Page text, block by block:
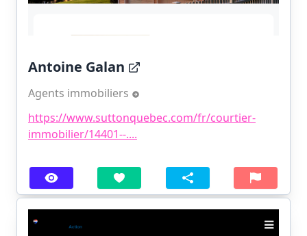
Antoine Galan
Agents immobiliers
https://www.suttonquebec.com/fr/courtier-
immobilier/14401--....